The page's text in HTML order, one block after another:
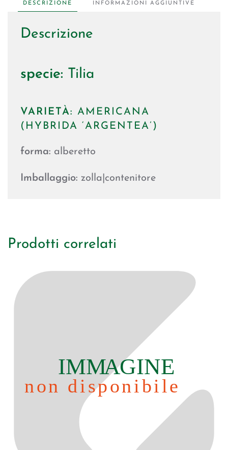
DESCRIZIONE INFORMAZIONI AGGIUNTIVE
Descrizione
specie: Tilia
VARIETÀ: AMERICANA
(HYBRIDA ‘ARGENTEA’)
forma: alberetto
Imballaggio: zolla|contenitore
Prodotti correlati